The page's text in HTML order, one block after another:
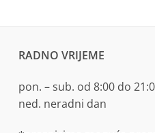
RADNO VRIJEME
pon. – sub. od 8:00 do
ned. neradni dan